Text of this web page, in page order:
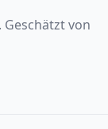
von